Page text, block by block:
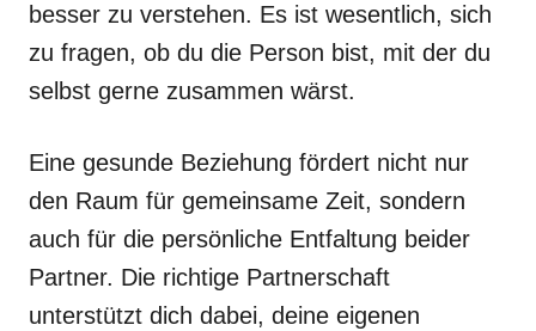
besser zu verstehen. Es ist wesentlich, sich
zu fragen, ob du die Person bist, mit der du
selbst gerne zusammen wärst.
Eine gesunde Beziehung fördert nicht nur
den Raum für gemeinsame Zeit, sondern
auch für die persönliche Entfaltung beider
Partner. Die richtige Partnerschaft
unterstützt dich dabei, deine eigenen